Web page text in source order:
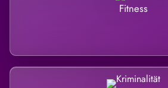
Fitness